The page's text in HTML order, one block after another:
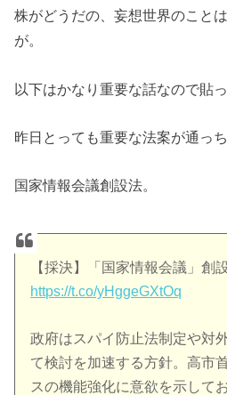
株がどうだの、妄想世界のこと
が。
以下はかなり重要な話なので貼
昨日とっても重要な法案が通っ
国家情報会議創設法。
【採決】「国家情報会議」創
https://t.co/yHggeGXtOq
政府はスパイ防止法制定や対
て検討を加速する方針。高市
スの機能強化に意欲を示して